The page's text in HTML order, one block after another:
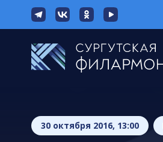
30 октября 2016, 13:00